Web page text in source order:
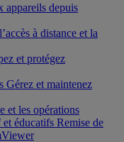
appareils depuis
à distance et la
et protégez
Gérez et maintenez
et les opérations
éducatifs Remise de